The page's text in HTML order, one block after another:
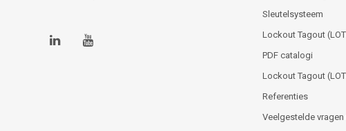
Sleutelsysteem
Lockout Tagout
PDF catalogi
Lockout Tagout
Referenties
Veelgestelde vragen